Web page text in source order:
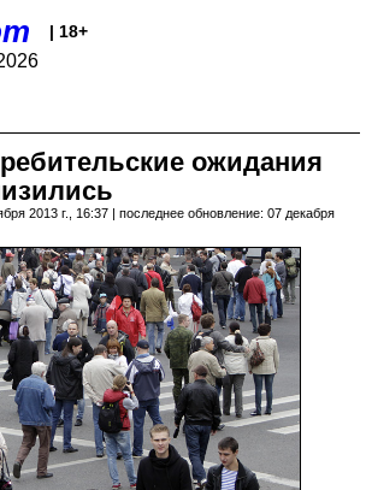
| 18+
ожидания
2013 г., 16:37 | последнее обновление: 07 декабря